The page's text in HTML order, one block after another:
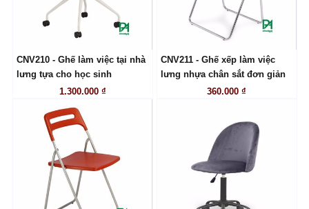
LIÊN HỆ
CNV210 - Ghế làm việc tại nhà
lưng tựa cho học sinh
1.300.000 ₫
LIÊN HỆ
CNV211 - Ghế xếp làm việc
lưng nhựa chân sắt đơn giản
360.000 ₫